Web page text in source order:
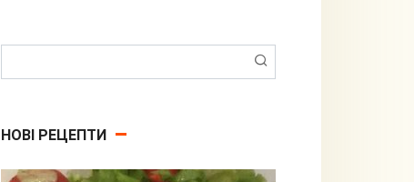
НОВІ РЕЦЕПТИ